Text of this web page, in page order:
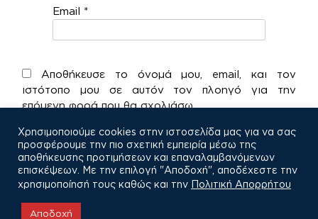
Email *
Αποθήκευσε το όνομά μου, email, και τον
ιστότοπο μου σε αυτόν τον πλοηγό για την
επόμενη φορά που θα σχολιάσω.
Χρησιμοποιούμε cookies στην ιστοσελίδα μας για να σας
προσφέρουμε την πιο σχετική εμπειρία μέσω της
αποθήκευσης προτιμήσεων και επαναλαμβανόμενων
επισκέψεων. Με την επιλογή "Αποδοχή", αποδέχεστε την
χρησιμοποίησή τους καθώς και την Πολιτική Απορρήτου
Αποδοχή